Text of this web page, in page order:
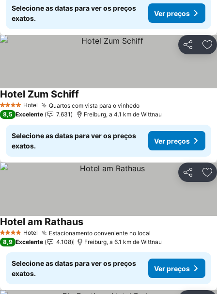
Selecione as datas para ver os preços
exatos.
Ver preços
Partilhar
4 EstrelasHotel Quartos com vista para o vinhedo
Hotel Zum Schiff
8,5 Excelente 7.631 Freiburg, a 4.1 km de Wittnau
Selecione as datas para ver os preços
exatos.
Ver preços
Partilhar
4 EstrelasHotel Estacionamento conveniente no local
Hotel am Rathaus
8,9 Excelente 4.108 Freiburg, a 6.1 km de Wittnau
Selecione as datas para ver os preços
exatos.
Ver preços